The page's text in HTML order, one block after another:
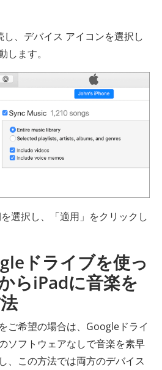
、デバイス アイコンを選択し
します。
選択し、「適用」をクリックし
ドライブを使っ
らiPadに音楽を
ご希望の場合は、Googleドライ
ソフトウェアなしで音楽を素早
、この方法では両方のデバイス